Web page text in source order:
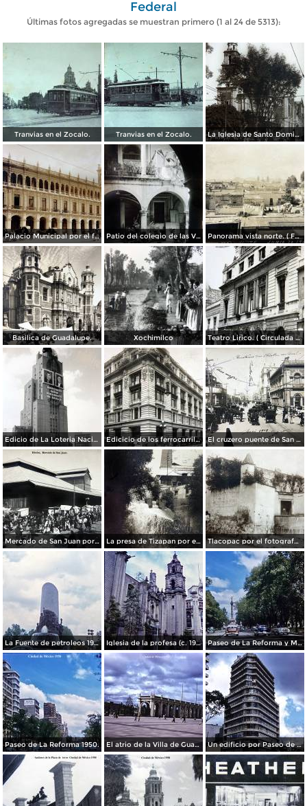
Federal
Últimas fotos agregadas se muestran primero (1 al 24 de 5313):
Tranvias en el Zocalo. Tranvias en el Zocalo. La Iglesia de Santo Domingo.
Palacio Municipal por el fotografo Hugo Brehme.. Patio del colegio de las Vizcainas por el fotografo Hugo Brehme. Panorama vista norte. ( Fechada el 20 de Junio de 1905 ).
Basilica de Guadalupe. Xochimilco Teatro Lirico. ( Circulada el 1 de Agosto de 1926 ).
Edicio de La Loteria Nacional Ciudad de México Abril de 1964 Edicicio de los ferrocarriles. El cruzero puente de San Francisco y Guardiola por el fotografo Felix Miret.
Mercado de San Juan por el fotografo Felix Miret La presa de Tizapan por el fotografo Fernando Kososky. ( Circulada el 22 de Diembre de 1910 ). Tlacopac por el fotografo Hugo Brehme.
La Fuente de petroleos 1950. Iglesia de la profesa (c. 1950) Paseo de La Reforma y Mto a La Independencia 1950
Paseo de La Reforma 1950. El atrio de la Villa de Guadalupe 1950. Un edificio por Paseo de La Reforma 1950